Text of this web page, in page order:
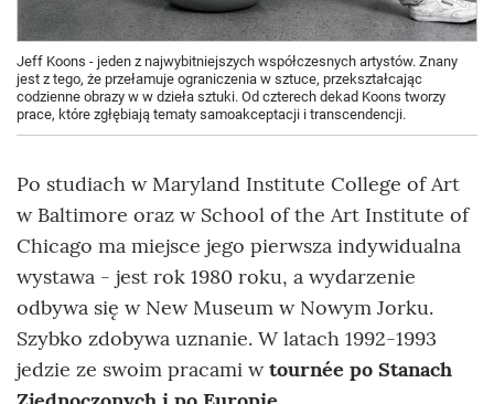
Jeff Koons - jeden z najwybitniejszych współczesnych artystów. Znany
jest z tego, że przełamuje ograniczenia w sztuce, przekształcając
codzienne obrazy w w dzieła sztuki. Od czterech dekad Koons tworzy
prace, które zgłębiają tematy samoakceptacji i transcendencji.
Po studiach w Maryland Institute College of Art
w Baltimore oraz w School of the Art Institute of
Chicago ma miejsce jego pierwsza indywidualna
wystawa - jest rok 1980 roku, a wydarzenie
odbywa się w New Museum w Nowym Jorku.
Szybko zdobywa uznanie. W latach 1992-1993
jedzie ze swoim pracami wtournée po Stanach